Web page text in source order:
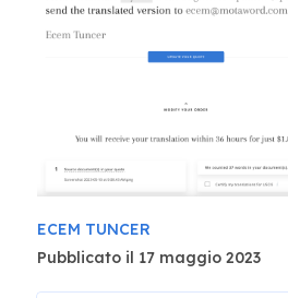
ECEM TUNCER
Pubblicato il 17 maggio 2023